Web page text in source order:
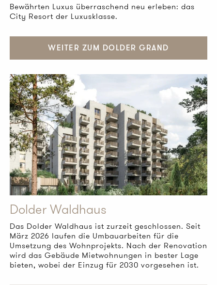
Bewährten Luxus überraschend neu erleben: das
City Resort der Luxusklasse.
WEITER ZUM DOLDER GRAND
Dolder Waldhaus
Das Dolder Waldhaus ist zurzeit geschlossen. Seit
März 2026 laufen die Umbauarbeiten für die
Umsetzung des Wohnprojekts. Nach der Renovation
wird das Gebäude Mietwohnungen in bester Lage
bieten, wobei der Einzug für 2030 vorgesehen ist.